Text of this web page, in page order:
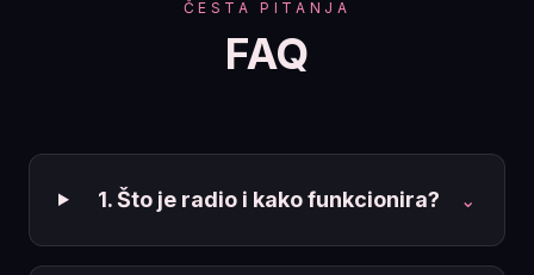
ČESTA PITANJA
FAQ
1. Što je radio i kako funkcionira? ⌄